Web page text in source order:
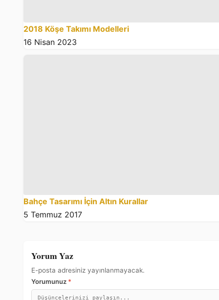
2018 Köşe Takımı Modelleri
16 Nisan 2023
Bahçe Tasarımı İçin Altın Kurallar
5 Temmuz 2017
Yorum Yaz
E-posta adresiniz yayınlanmayacak.
Yorumunuz *